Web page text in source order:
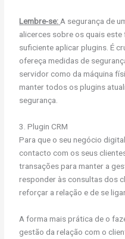
Lembre-se: A segurança de
alicerces sobre os quais
suficiente aplicar plugins. É
ofereça medidas de
servidor como da máquina
manter todos os plugins
segurança.
3. Plugin CRM
Para que o seu negócio
contacto com os seus
transações para manter a
responder às consultas dos
reforçar a relação e de se
A forma mais prática de o
gestão da relação com o